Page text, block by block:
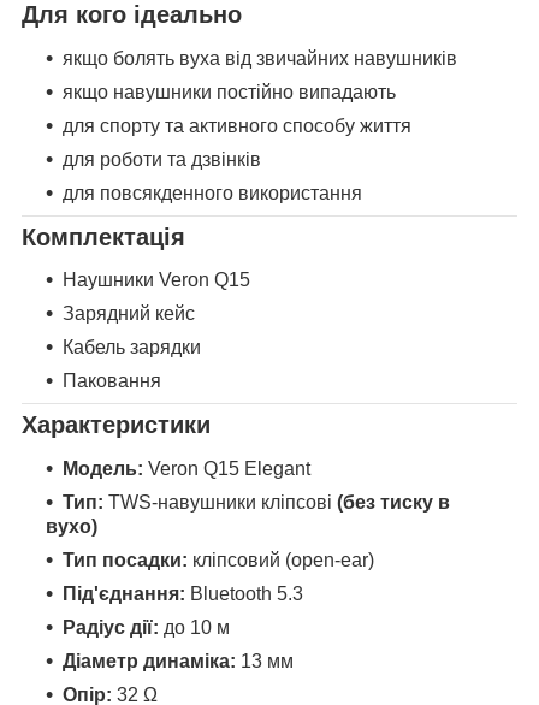
Для кого ідеально
якщо болять вуха від звичайних навушників
якщо навушники постійно випадають
для спорту та активного способу життя
для роботи та дзвінків
для повсякденного використання
Комплектація
Наушники Veron Q15
Зарядний кейс
Кабель зарядки
Паковання
Характеристики
Модель: Veron Q15 Elegant
Тип: TWS-навушники кліпсові (без тиску в
вухо)
Тип посадки: кліпсовий (open-ear)
Під'єднання: Bluetooth 5.3
Радіус дії: до 10 м
Діаметр динаміка: 13 мм
Опір: 32 Ω